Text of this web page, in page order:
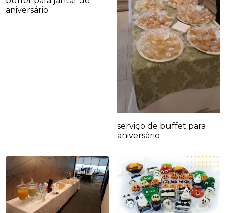
aniversário
serviço de buffet para
aniversário